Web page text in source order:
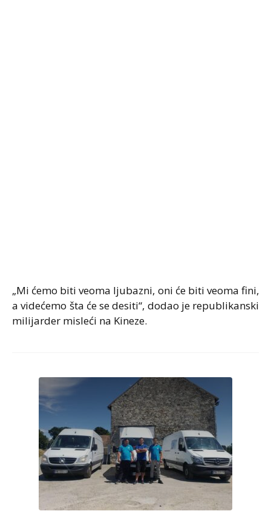
„Mi ćemo biti veoma ljubazni, oni će biti veoma fini,
a videćemo šta će se desiti“, dodao je republikanski
milijarder misleći na Kineze.